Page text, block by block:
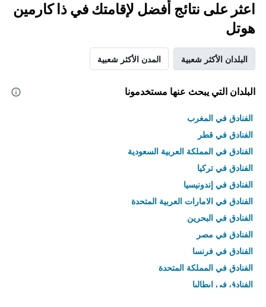
اعثر على نتائج أفضل لإقامتك في ذا كارمين
هوتل
البلدان الأكثر شعبية المدن الأكثر شعبية
البلدان التي يبحث عنها مستخدمونا
الفنادق في المغرب
الفنادق في قطر
الفنادق في المملكة العربية السعودية
الفنادق في تركيا
الفنادق في إندونيسيا
الفنادق في الامارات العربية المتحدة
الفنادق في البحرين
الفنادق في مصر
الفنادق في فرنسا
الفنادق في المملكة المتحدة
الفنادق في إيطاليا